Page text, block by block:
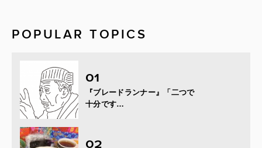
POPULAR TOPICS
『ブレードランナー』「二つで
十分です…